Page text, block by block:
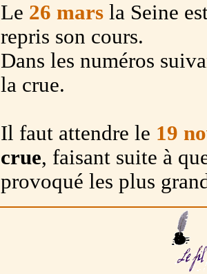
Le 26 marsla Seine
repris son cours.
Dans les numéros
la crue.
Il faut attendre le 19
crue, faisant suite à
provoqué les plus